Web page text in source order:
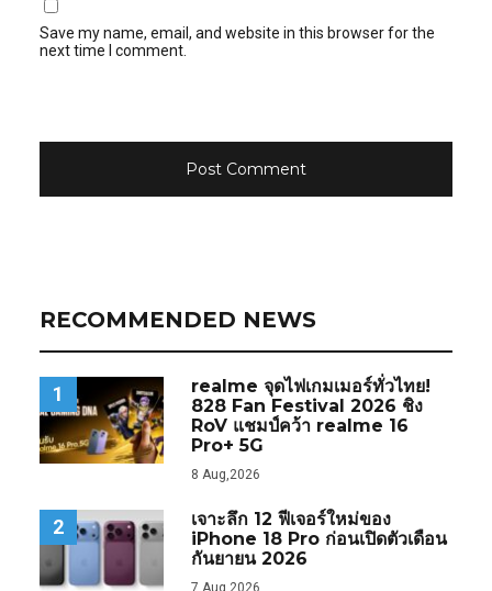
Save my name, email, and website in this browser for the
next time I comment.
RECOMMENDED NEWS
1
realme จุดไฟเกมเมอร์ทั่วไทย!
828 Fan Festival 2026 ชิง
RoV แชมป์คว้า realme 16
Pro+ 5G
8 Aug,2026
2
เจาะลึก 12 ฟีเจอร์ใหม่ของ
iPhone 18 Pro ก่อนเปิดตัวเดือน
กันยายน 2026
7 Aug,2026